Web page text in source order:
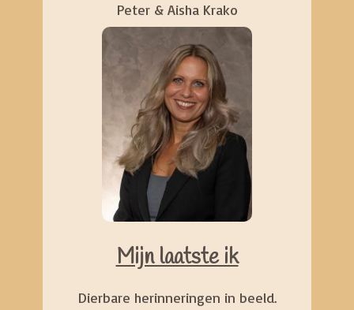
Peter & Aisha Krako
Mijn laatste ik
Dierbare herinneringen in beeld.